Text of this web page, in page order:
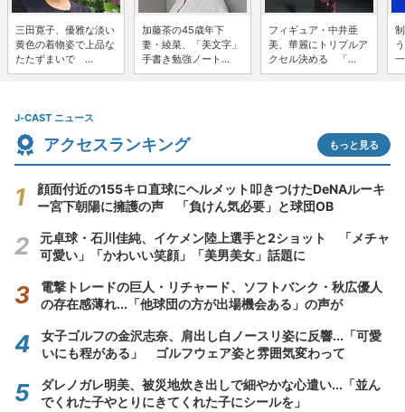
三田寛子、優雅な淡い
黄色の着物姿で上品な
たたずまいで ...
加藤茶の45歳年下
妻・綾菜、「美文字」
手書き勉強ノート...
フィギュア・中井亜
美、華麗にトリプルア
クセル決める 「...
J-CAST ニュース
アクセスランキング もっと見る
顔面付近の155キロ直球にヘルメット叩きつけたDeNAルーキ
ー宮下朝陽に擁護の声 「負けん気必要」と球団OB
元卓球・石川佳純、イケメン陸上選手と2ショット 「メチャ
可愛い」「かわいい笑顔」「美男美女」話題に
電撃トレードの巨人・リチャード、ソフトバンク・秋広優人
の存在感薄れ...「他球団の方が出場機会ある」の声が
女子ゴルフの金沢志奈、肩出し白ノースリ姿に反響...「可愛
いにも程がある」 ゴルフウェア姿と雰囲気変わって
ダレノガレ明美、被災地炊き出しで細やかな心遣い...「並ん
でくれた子やとりにきてくれた子にシールを」